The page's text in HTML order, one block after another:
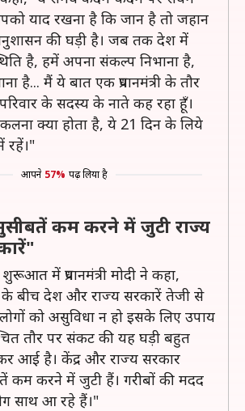
याद रखना है कि जान है तो जहान
की घड़ी है। जब तक देश में
है, हमें अपना संकल्प निभाना है,
है... मैं ये बात एक प्रधानमंत्री के तौर
के सदस्य के नाते कह रहा हूँ।
क्या होता है, ये 21 दिन के लिये
रहें।"
आपने 57% पढ़ लिया है
कम करने में जुटी राज्य
में प्रधानमंत्री मोदी ने कहा,
के बीच देश और राज्य सरकारें तेजी से
को असुविधा न हो इसके लिए उपाय
तौर पर संकट की यह घड़ी बहुत
आई है। केंद्र और राज्य सरकार
कम करने में जुटी हैं। गरीबों की मदद
साथ आ रहे हैं।"